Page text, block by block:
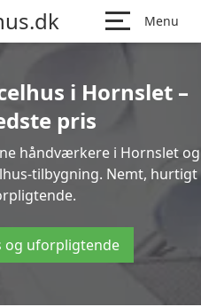
Menu
i Hornslet –
pris
håndværkere i Hornslet og
tilbygning. Nemt, hurtigt
og uforpligtende